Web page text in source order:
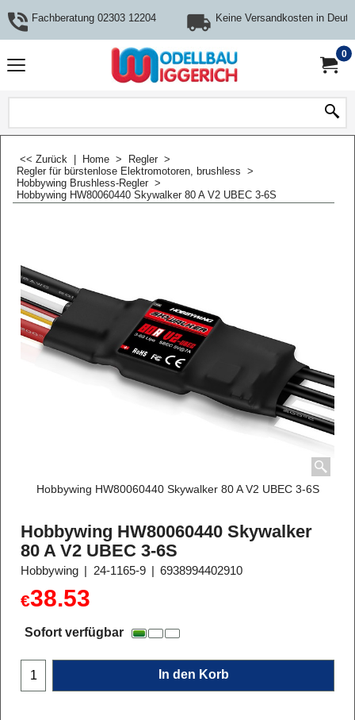
Fachberatung 02303 12204 Keine Versandkosten in
0
<< Zurück Home > Regler >
Regler für bürstenlose Elektromotoren, brushless >
Hobbywing Brushless-Regler >
Hobbywing HW80060440 Skywalker 80 A V2 UBEC 3-6S
Hobbywing HW80060440 Skywalker 80 A V2 UBEC 3-6S
Hobbywing HW80060440 Skywalker
80 A V2 UBEC 3-6S
Hobbywing 24-1165-9 6938994402910
€38.53
Sofort verfügbar
In den Korb